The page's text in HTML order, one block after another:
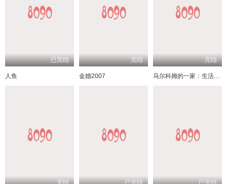
已完结
人鱼
完结
金婚2007
完结
马尔科姆的一家：生活依旧不公
完结 已完结 已完结